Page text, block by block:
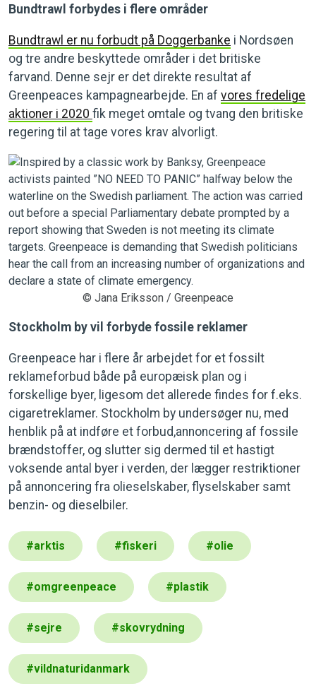
Bundtrawl forbydes i flere områder
Bundtrawl er nu forbudt på Doggerbanke i Nordsøen
og tre andre beskyttede områder i det britiske
farvand. Denne sejr er det direkte resultat af
Greenpeaces kampagnearbejde. En af vores fredelige
aktioner i 2020 fik meget omtale og tvang den britiske
regering til at tage vores krav alvorligt.
© Jana Eriksson / Greenpeace
Stockholm by vil forbyde fossile reklamer
Greenpeace har i flere år arbejdet for et fossilt
reklameforbud både på europæisk plan og i
forskellige byer, ligesom det allerede findes for f.eks.
cigaretreklamer. Stockholm by undersøger nu, med
henblik på at indføre et forbud,annoncering af fossile
brændstoffer, og slutter sig dermed til et hastigt
voksende antal byer i verden, der lægger restriktioner
på annoncering fra olieselskaber, flyselskaber samt
benzin- og dieselbiler.
#arktis #fiskeri #olie
#omgreenpeace #plastik
#sejre #skovrydning
#vildnaturidanmark